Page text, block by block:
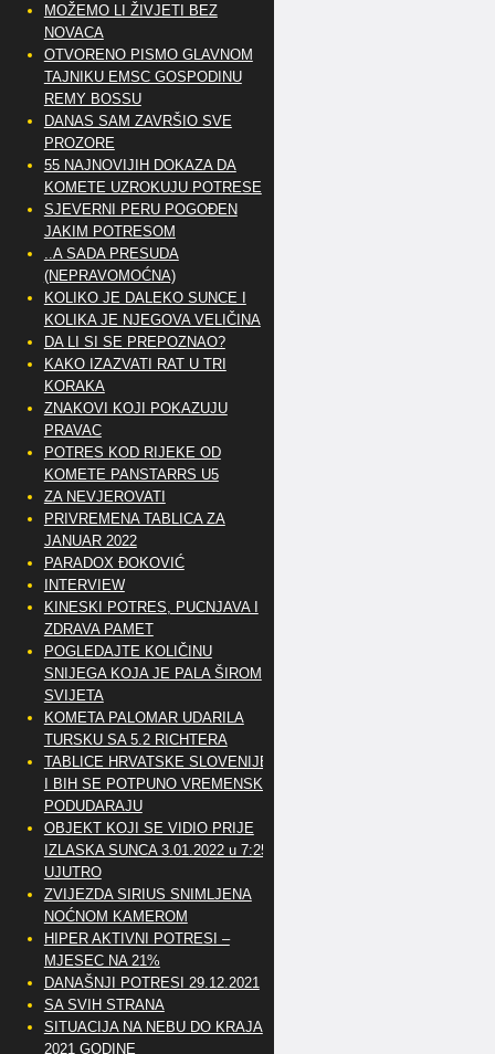
MOŽEMO LI ŽIVJETI BEZ
NOVACA
OTVORENO PISMO GLAVNOM
TAJNIKU EMSC GOSPODINU
REMY BOSSU
DANAS SAM ZAVRŠIO SVE
PROZORE
55 NAJNOVIJIH DOKAZA DA
KOMETE UZROKUJU POTRESE
SJEVERNI PERU POGOĐEN
JAKIM POTRESOM
..A SADA PRESUDA
(NEPRAVOMOĆNA)
KOLIKO JE DALEKO SUNCE I
KOLIKA JE NJEGOVA VELIČINA
DA LI SI SE PREPOZNAO?
KAKO IZAZVATI RAT U TRI
KORAKA
ZNAKOVI KOJI POKAZUJU
PRAVAC
POTRES KOD RIJEKE OD
KOMETE PANSTARRS U5
ZA NEVJEROVATI
PRIVREMENA TABLICA ZA
JANUAR 2022
PARADOX ĐOKOVIĆ
INTERVIEW
KINESKI POTRES, PUCNJAVA I
ZDRAVA PAMET
POGLEDAJTE KOLIČINU
SNIJEGA KOJA JE PALA ŠIROM
SVIJETA
KOMETA PALOMAR UDARILA
TURSKU SA 5.2 RICHTERA
TABLICE HRVATSKE SLOVENIJE
I BIH SE POTPUNO VREMENSKI
PODUDARAJU
OBJEKT KOJI SE VIDIO PRIJE
IZLASKA SUNCA 3.01.2022 u 7:25
UJUTRO
ZVIJEZDA SIRIUS SNIMLJENA
NOĆNOM KAMEROM
HIPER AKTIVNI POTRESI –
MJESEC NA 21%
DANAŠNJI POTRESI 29.12.2021
SA SVIH STRANA
SITUACIJA NA NEBU DO KRAJA
2021 GODINE